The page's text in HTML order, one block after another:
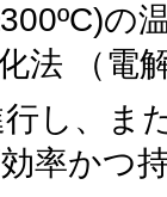
の
法 （電
し、ま
率かつ